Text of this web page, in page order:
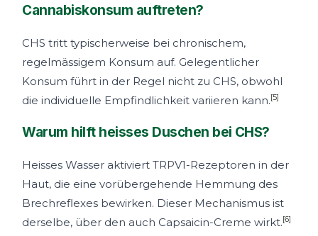
Cannabiskonsum auftreten?
CHS tritt typischerweise bei chronischem,
regelmässigem Konsum auf. Gelegentlicher
Konsum führt in der Regel nicht zu CHS, obwohl
die individuelle Empfindlichkeit variieren kann.[5]
Warum hilft heisses Duschen bei CHS?
Heisses Wasser aktiviert TRPV1-Rezeptoren in der
Haut, die eine vorübergehende Hemmung des
Brechreflexes bewirken. Dieser Mechanismus ist
derselbe, über den auch Capsaicin-Creme wirkt.[6]